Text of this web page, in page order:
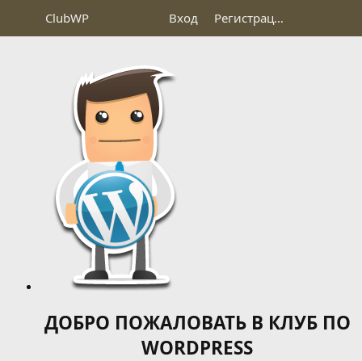
ClubWP Вход Регистрация
ДОБРО ПОЖАЛОВАТЬ В КЛУБ ПО
WORDPRESS